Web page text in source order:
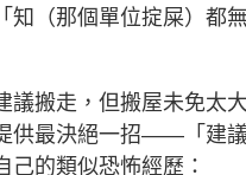
知（那個單位掟屎）都
議搬走，但搬屋未免太
供最決絕一招——「建
己的類似恐怖經歷：